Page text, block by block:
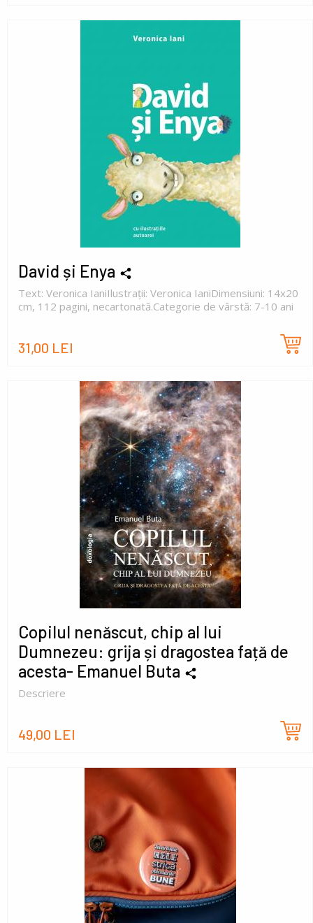
David și Enya
Text: Veronica IaniIlustrații: Veronica IaniDimensiuni: 14x20
cm, 112 pagini, necartonată.Categorie de vârstă: 7-10 ani
31,00 LEI
Copilul nenăscut, chip al lui
Dumnezeu: grija și dragostea față de
acesta- Emanuel Buta
Descriere
49,00 LEI